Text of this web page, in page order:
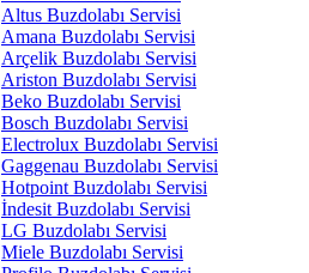
Altus Buzdolabı Servisi
Amana Buzdolabı Servisi
Arçelik Buzdolabı Servisi
Ariston Buzdolabı Servisi
Beko Buzdolabı Servisi
Bosch Buzdolabı Servisi
Electrolux Buzdolabı Servisi
Gaggenau Buzdolabı Servisi
Hotpoint Buzdolabı Servisi
İndesit Buzdolabı Servisi
LG Buzdolabı Servisi
Miele Buzdolabı Servisi